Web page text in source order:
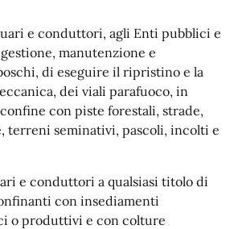
e conduttori, agli Enti pubblici e
manutenzione e
di eseguire il ripristino e la
dei viali parafuoco, in
con piste forestali, strade,
terreni seminativi, pascoli, incolti e
e conduttori a qualsiasi titolo di
con insediamenti
o produttivi e con colture